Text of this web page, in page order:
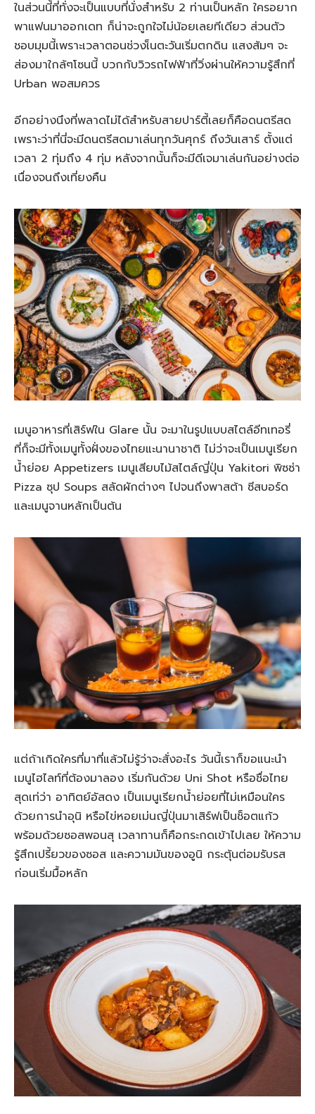
ในส่วนนี้ที่ทั่งจะเป็นแบบที่นั่งสำหรับ 2 ท่านเป็นหลัก ใครอยาก
พาแฟนมาออกเดท ก็น่าจะถูกใจไม่น้อยเลยทีเดียว ส่วนตัว
ชอบมุมนี้เพราะเวลาตอนช่วงเ็นตะวันเริ่มตกดิน แสงส้มๆ จะ
ส่องมาใกล้ๆโซนนี้ บวกกับวิวรถไฟฟ้าที่วิ่งผ่านให้ความรู้สึกที่
Urban พอสมควร
อีกอย่างนึงที่พลาดไม่ได้สำหรับสายปาร์ตี้เลยก็คือดนตรีสด
เพราะว่าที่นี่จะมีดนตรีสดมาเล่นทุกวันศุกร์ ถึงวันเสาร์ ตั้งแต่
เวลา 2 ทุ่มถึง 4 ทุ่ม หลังจากนั้นก็จะมีดีเจมาเล่นกันอย่างต่อ
เนื่องจนถึงเที่ยงคืน
เมนูอาหารที่เสิร์ฟใน Glare นั้น จะมาในรูปแบบสไตล์อีทเทอรี่
ที่ก็จะมีทั้งเมนูทั้งฝั่งของไทยแะนานาชาติ ไม่ว่าจะเป็นเมนูเรียก
น้ำย่อย Appetizers เมนูเสียบไม้สไตล์ญี่ปุ่น Yakitori พิซซ่า
Pizza ซุป Soups สลัดผักต่างๆ ไปจนถึงพาสต้า ซีสบอร์ด
และเมนูจานหลักเป็นต้น
แต่ถ้าเกิดใครที่มาที่แล้วไม่รู้ว่าจะสั่งอะไร วันนี้เราก็ขอแนะนำ
เมนูไฮไลท์ที่ต้องมาลอง เริ่มกันด้วย Uni Shot หรือชื่อไทย
สุดเท่ว่า อาทิตย์อัสดง เป็นเมนูเรียกน้ำย่อยที่ไม่เหมือนใคร
ด้วยการนำอุนิ หรือไข่หอยเม่นญี่ปุ่นมาเสิร์ฟเป็นช็อตแก้ว
พร้อมด้วยซอสพอนสุ เวลาทานก็คือกระกดเข้าไปเลย ให้ความ
รู้สึกเปรี้ยวของซอส และความมันของอูนิ กระตุ้นต่อมรับรส
ก่อนเริ่มมื้อหลัก